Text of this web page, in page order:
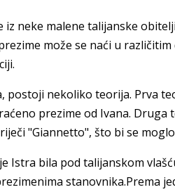
iz neke malene talijanske
može se naći u
postoji nekoliko teorija. Prva
prezime od Ivana.
"Giannetto", što bi se
Istra bila pod talijanskom
stanovnika.Prema